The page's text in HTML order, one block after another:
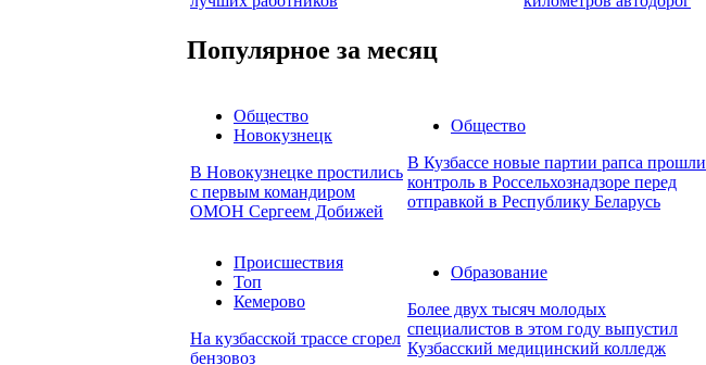
Популярное за месяц
Общество
Новокузнецк
В Новокузнецке простились
с первым командиром
ОМОН Сергеем Добижей
Общество
В Кузбассе новые партии рапса прошли
контроль в Россельхознадзоре перед
отправкой в Республику Беларусь
Происшествия
Топ
Кемерово
На кузбасской трассе сгорел
бензовоз
Образование
Более двух тысяч молодых
специалистов в этом году выпустил
Кузбасский медицинский колледж